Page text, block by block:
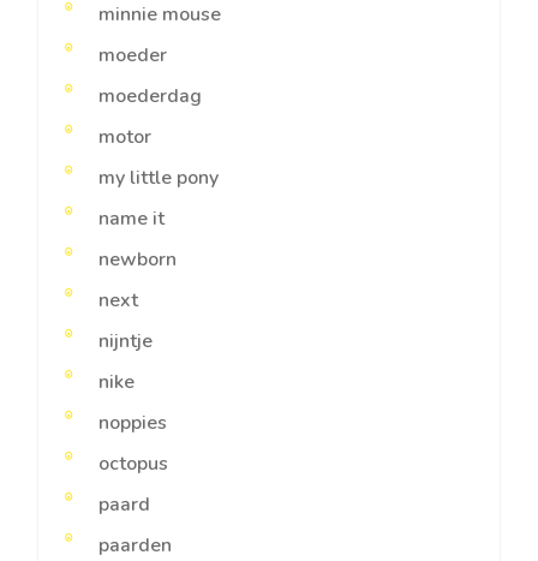
minnie mouse
moeder
moederdag
motor
my little pony
name it
newborn
next
nijntje
nike
noppies
octopus
paard
paarden